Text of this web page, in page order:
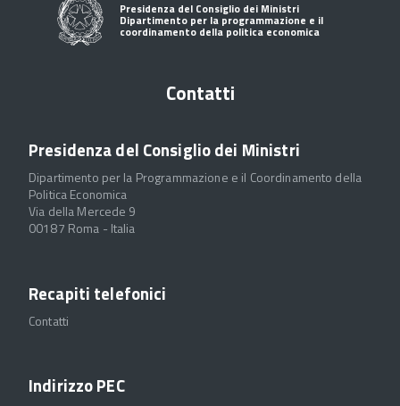
Presidenza del Consiglio dei Ministri
Dipartimento per la programmazione e il
coordinamento della politica economica
Contatti
Presidenza del Consiglio dei Ministri
Dipartimento per la Programmazione e il Coordinamento della
Politica Economica
Via della Mercede 9
00187 Roma - Italia
Recapiti telefonici
Contatti
Indirizzo PEC